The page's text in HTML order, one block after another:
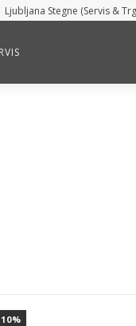
Ljubljana Stegne (Servis &